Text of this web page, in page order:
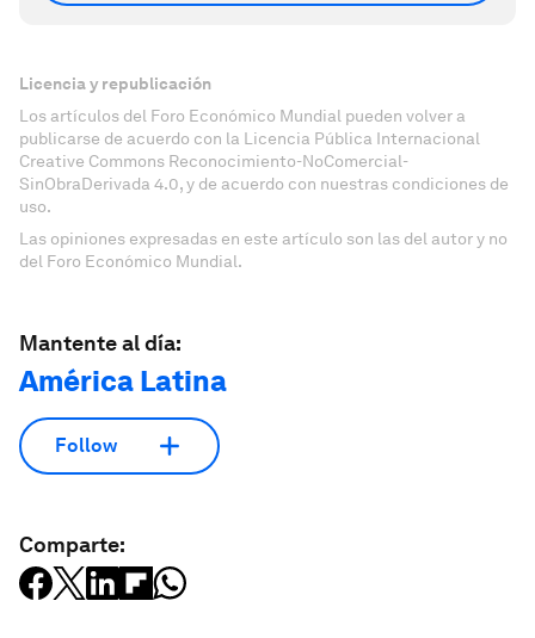
Licencia y republicación
Los artículos del Foro Económico Mundial pueden volver a
publicarse de acuerdo con la Licencia Pública Internacional
Creative Commons Reconocimiento-NoComercial-
SinObraDerivada 4.0, y de acuerdo con nuestras condiciones de
uso.
Las opiniones expresadas en este artículo son las del autor y no
del Foro Económico Mundial.
Mantente al día:
América Latina
Follow
Comparte: